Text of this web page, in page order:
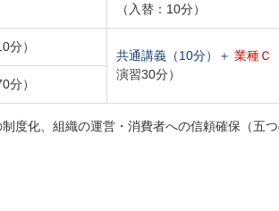
（入替：10分）
分）
共通講義（10分）＋ 業種Ｃ
演習30分）
分）
度化、組織の運営・消費者への信頼確保（五